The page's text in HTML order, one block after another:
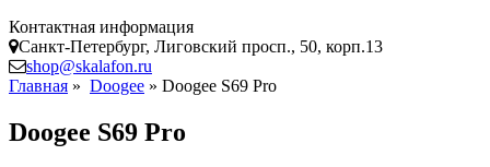
Контактная информация
Санкт-Петербург, Лиговский просп., 50, корп.13
shop@skalafon.ru
Главная » Doogee » Doogee S69 Pro
Doogee S69 Pro